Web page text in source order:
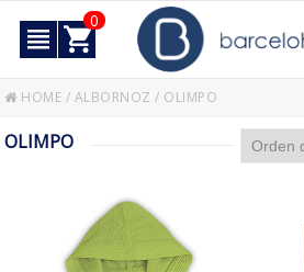
0
HOME / ALBORNOZ / OLIMPO
OLIMPO